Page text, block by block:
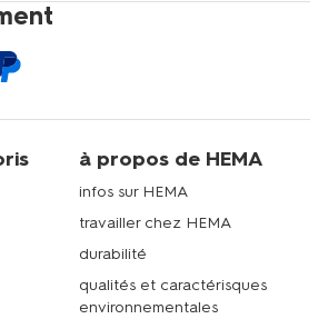
à propos de HEMA
infos sur HEMA
travailler chez HEMA
durabilité
qualités et caractérisques
environnementales